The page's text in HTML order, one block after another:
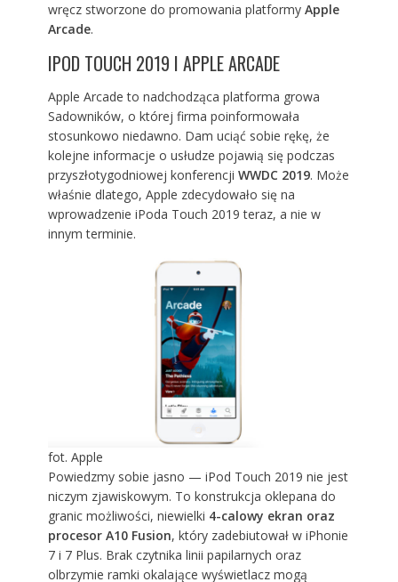
wręcz stworzone do promowania platformy Apple
Arcade.
IPOD TOUCH 2019 I APPLE ARCADE
Apple Arcade to nadchodząca platforma growa
Sadowników, o której firma poinformowała
stosunkowo niedawno. Dam uciąć sobie rękę, że
kolejne informacje o usłudze pojawią się podczas
przyszłotygodniowej konferencji WWDC 2019. Może
właśnie dlatego, Apple zdecydowało się na
wprowadzenie iPoda Touch 2019 teraz, a nie w
innym terminie.
fot. Apple
Powiedzmy sobie jasno — iPod Touch 2019 nie jest
niczym zjawiskowym. To konstrukcja oklepana do
granic możliwości, niewielki 4-calowy ekran oraz
procesor A10 Fusion, który zadebiutował w iPhonie
7 i 7 Plus. Brak czytnika linii papilarnych oraz
olbrzymie ramki okalające wyświetlacz mogą